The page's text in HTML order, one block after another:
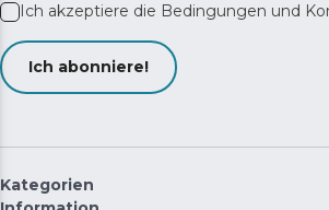
Ich akzeptiere die Bedingungen und
Ich abonniere!
Kategorien